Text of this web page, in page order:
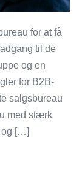
for at få
til de
og en
for B2B-
salgsbureau
med stærk
[…]